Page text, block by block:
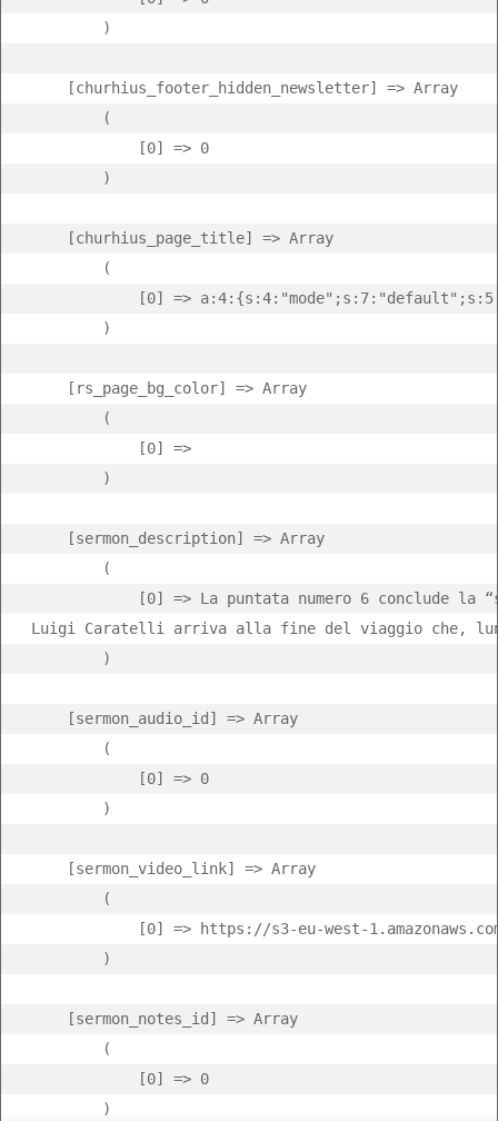
        )
    [churhius_footer_hidden_newsletter] => Array
        (
            [0] => 0
        )
    [churhius_page_title] => Array
        (
[0] =>
        )
    [rs_page_bg_color] => Array
        (
            [0] =>
        )
    [sermon_description] => Array
        (
[0] => La puntata numero 6 conclude la
Luigi Caratelli arriva alla fine del viaggio che,
        )
    [sermon_audio_id] => Array
        (
            [0] => 0
        )
    [sermon_video_link] => Array
        (
[0] => https://s3-eu-west-
        )
    [sermon_notes_id] => Array
        (
            [0] => 0
        )